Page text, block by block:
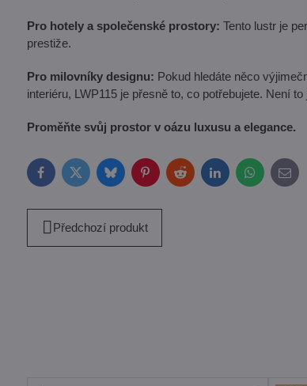
Pro hotely a společenské prostory: Tento lustr je
prestiže.
Pro milovníky designu: Pokud hledáte něco
interiéru, LWP115 je přesně to, co potřebujete. Není
Proměňte svůj prostor v oázu luxusu a elegance.
FacebookTwitterBlueskyPinterestRedditLinkedInWhatsApp
E-
mail
Předchozí produkt